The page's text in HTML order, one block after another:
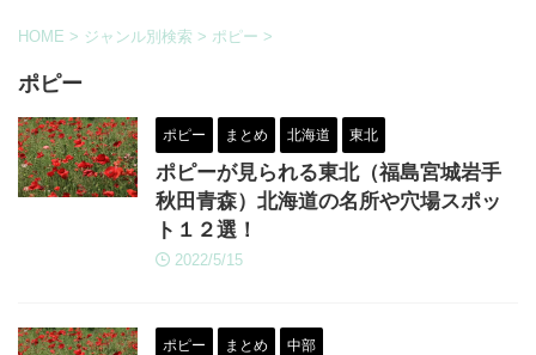
HOME > ジャンル別検索 > ポピー >
ポピー
ポピー まとめ 北海道 東北
ポピーが見られる東北（福島宮城岩手
秋田青森）北海道の名所や穴場スポッ
ト１２選！
2022/5/15
ポピー まとめ 中部